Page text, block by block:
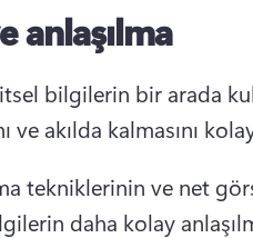
anlaşılma
bilgilerin bir arada
ve akılda kalmasını
tekniklerinin ve net
daha kolay